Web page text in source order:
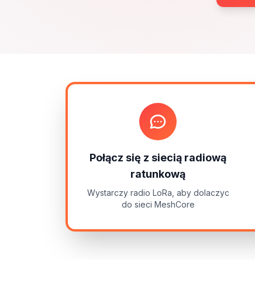
Połącz się z siecią radiową
ratunkową
Wystarczy radio LoRa, aby dolaczyc
do sieci MeshCore